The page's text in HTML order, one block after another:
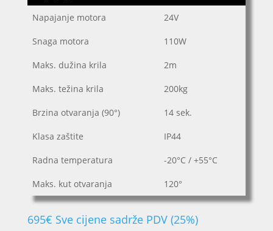
Napajanje motora 24V
Snaga motora 110W
Maks. dužina krila 2m
Maks. težina krila 200kg
Brzina otvaranja (90°) 14 sek.
Klasa zaštite IP44
Radna temperatura -20°C / +55°C
Maks. kut otvaranja 120°
695€ Sve cijene sadrže PDV (25%)